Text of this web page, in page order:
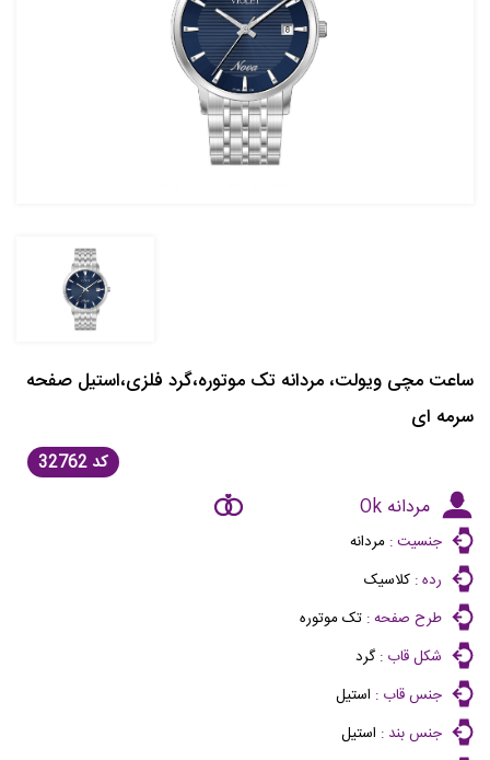
ساعت مچی ویولت، مردانه تک موتوره،گرد فلزی،استیل صفحه
سرمه ای
کد
مردانه Ok
جنسیت : مردانه
رده : کلاسیک
طرح صفحه : تک موتوره
شکل قاب :گرد
جنس قاب : استیل
جنس بند : استیل